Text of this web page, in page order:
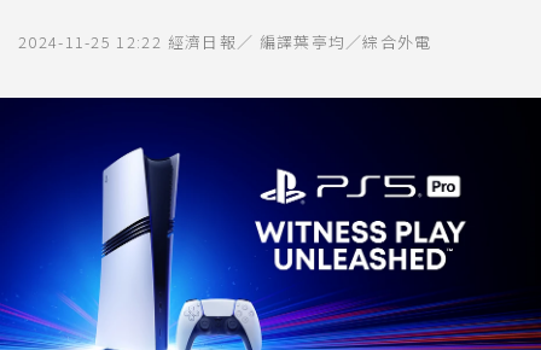
2024-11-25 12:22 經濟日報／ 編譯葉亭均／綜合外電